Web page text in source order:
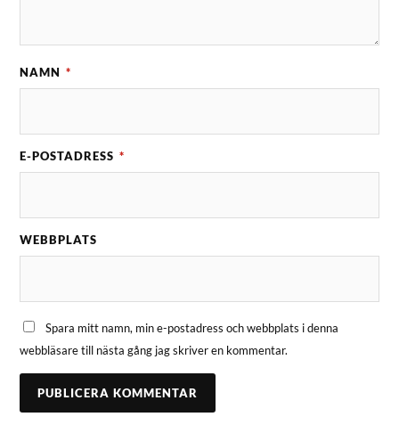
NAMN *
E-POSTADRESS *
WEBBPLATS
Spara mitt namn, min e-postadress och webbplats i denna
webbläsare till nästa gång jag skriver en kommentar.